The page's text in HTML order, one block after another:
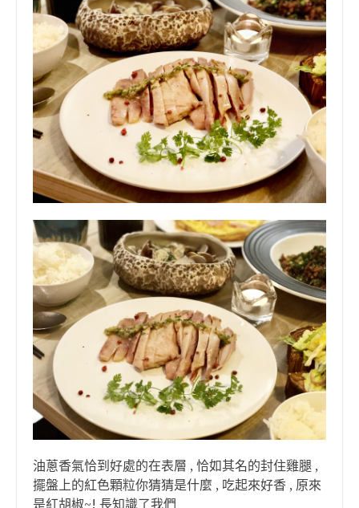
油蔥香氣恰到好處的在表層 , 恰如其名的封住雞腿 ,
擺盤上的紅色顆粒你猜猜是什麼 , 吃起來好香 , 原來
是紅胡椒~! 長知識了我們